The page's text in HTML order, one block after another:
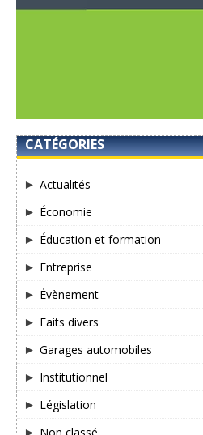
CATÉGORIES
Actualités
Économie
Éducation et formation
Entreprise
Évènement
Faits divers
Garages automobiles
Institutionnel
Législation